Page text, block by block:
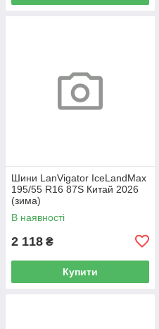
Шини LanVigator IceLandMax
195/55 R16 87S Китай 2026
(зима)
В наявності
2 118 ₴
Купити